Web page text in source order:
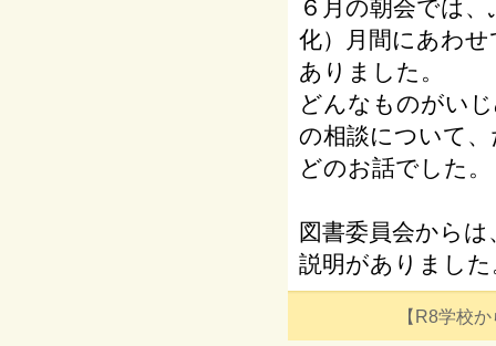
６月の朝会では
化）月間にあわ
ありました。
どんなものがい
の相談について
どのお話でした。
図書委員会から
説明がありました
【R8学校